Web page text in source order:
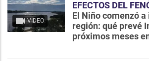
VIDEO
EFECTOS DEL
El Niño comenzó
región: qué prevé
próximos meses